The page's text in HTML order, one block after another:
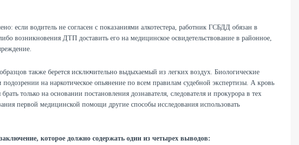
если водитель не согласен с показаниями алкотестера, работник ГСБДД обязан в
возникновения ДТП доставить его на медицинское освидетельствование в районное,
также берется исключительно выдыхаемый из легких воздух. Биологические
на наркотическое опьянение по всем правилам судебной экспертизы. А кровь
только на основании постановления дознавателя, следователя и прокурора в тех
первой медицинской помощи другие способы исследования использовать
которое должно содержать один из четырех выводов: